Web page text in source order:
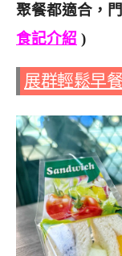
聚餐都適合，
食記介紹 )
展群輕鬆早